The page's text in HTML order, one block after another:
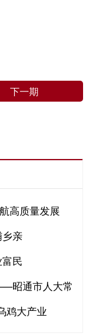
下一期
高质量发展
亲
民
昭通市人大常
鸡大产业